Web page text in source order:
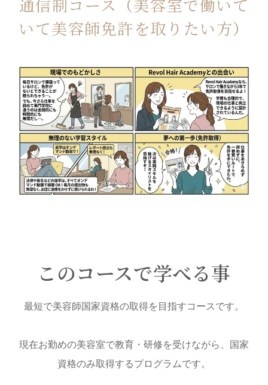
通信制コース（美容室で働いて
いて美容師免許を取りたい方）
このコースで学べる事
最短で美容師国家資格の取得を目指すコースです。
現在お勤めの美容室で教育・研修を受けながら、国家
資格のみ取得するプログラムです。